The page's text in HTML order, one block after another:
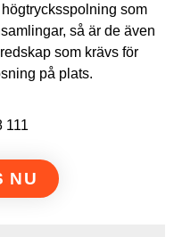
som
så är de även
som krävs för
på plats.
111
NU